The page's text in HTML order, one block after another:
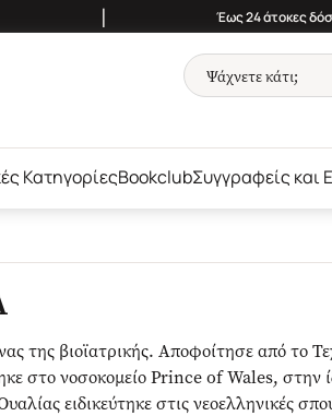
| Έως 24 άτοκες
ΚατηγορίεςBookclubΣυγγραφείς και
της βιοϊατρικής. Αποφοίτησε από το
στο νοσοκομείο Prince of Wales, στην
ειδικεύτηκε στις νεο­ελληνικές